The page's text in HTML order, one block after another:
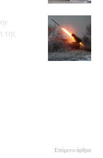
της
Επόμενο άρθρο